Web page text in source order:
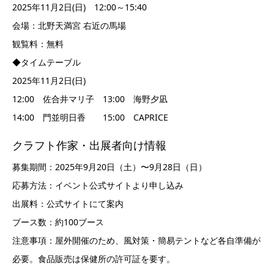
2025年11月2日(日) 12:00～15:40
会場：北野天満宮 右近の馬場
観覧料：無料
◆タイムテーブル
2025年11月2日(日)
12:00 佐合井マリ子 13:00 海野夕凪
14:00 門並明日香 15:00 CAPRICE
クラフト作家・出展者向け情報
募集期間：2025年9月20日（土）〜9月28日（日）
応募方法：イベント公式サイトより申し込み
出展料：公式サイトにて案内
ブース数：約100ブース
注意事項：屋外開催のため、風対策・簡易テントなど各自準備が
必要。食品販売は保健所の許可証を要す。